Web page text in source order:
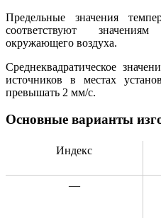
Предельные значения
соответствуют
окружающего воздуха.
Среднеквадратическое
источников в местах
превышать 2 мм/с.
Основные варианты
Индекс
—